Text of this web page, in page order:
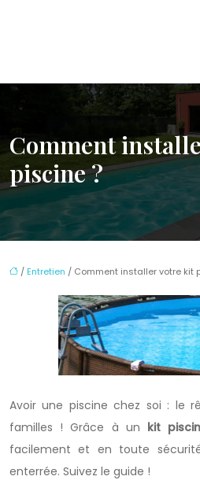
Comment
piscine ?
/ Entretien / Comment installer votre kit
Avoir une piscine chez soi : le
familles ! Grâce à un kit
facilement et en toute
enterrée. Suivez le guide !